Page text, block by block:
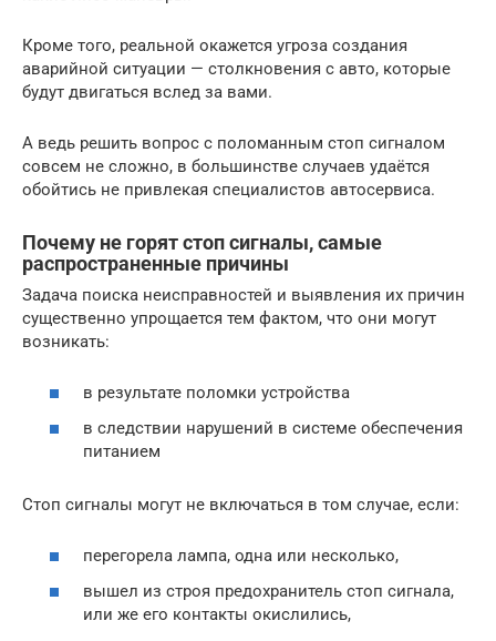
Кроме того, реальной окажется угроза создания
аварийной ситуации — столкновения с авто, которые
будут двигаться вслед за вами.
А ведь решить вопрос с поломанным стоп сигналом
совсем не сложно, в большинстве случаев удаётся
обойтись не привлекая специалистов автосервиса.
Почему не горят стоп сигналы, самые
распространенные причины
Задача поиска неисправностей и выявления их причин
существенно упрощается тем фактом, что они могут
возникать:
в результате поломки устройства
в следствии нарушений в системе обеспечения
питанием
Стоп сигналы могут не включаться в том случае, если:
перегорела лампа, одна или несколько,
вышел из строя предохранитель стоп сигнала,
или же его контакты окислились,